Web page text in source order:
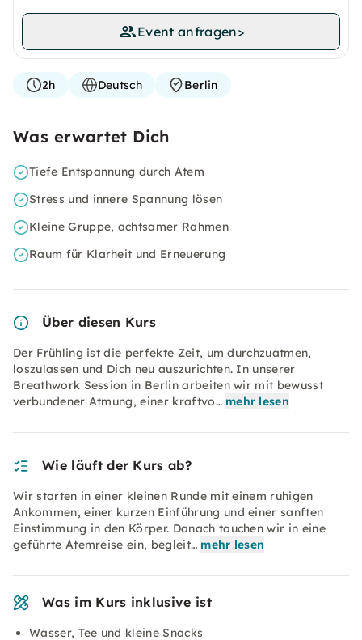
Event anfragen>
2h Deutsch Berlin
Was erwartet Dich
Tiefe Entspannung durch Atem
Stress und innere Spannung lösen
Kleine Gruppe, achtsamer Rahmen
Raum für Klarheit und Erneuerung
Über diesen Kurs
Der Frühling ist die perfekte Zeit, um durchzuatmen,
loszulassen und Dich neu auszurichten. In unserer
Breathwork Session in Berlin arbeiten wir mit bewusst
verbundener Atmung, einer kraftvo… mehr lesen
Wie läuft der Kurs ab?
Wir starten in einer kleinen Runde mit einem ruhigen
Ankommen, einer kurzen Einführung und einer sanften
Einstimmung in den Körper. Danach tauchen wir in eine
geführte Atemreise ein, begleit… mehr lesen
Was im Kurs inklusive ist
Wasser, Tee und kleine Snacks